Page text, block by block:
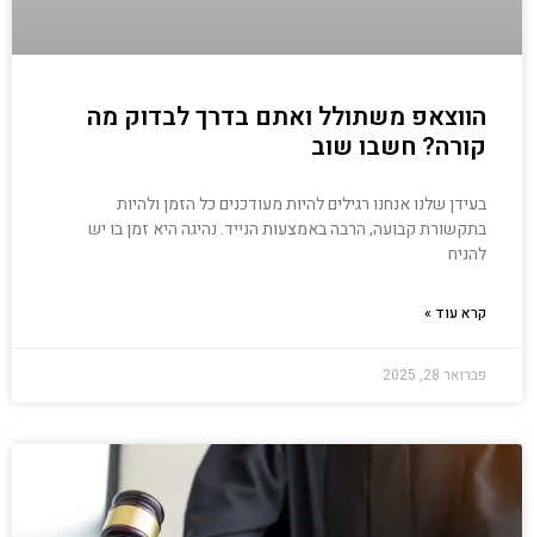
הווצאפ משתולל ואתם בדרך לבדוק מה
קורה? חשבו שוב
בעידן שלנו אנחנו רגילים להיות מעודכנים כל הזמן ולהיות
בתקשורת קבועה, הרבה באמצעות הנייד. נהיגה היא זמן בו יש
להניח
קרא עוד »
פברואר 28, 2025